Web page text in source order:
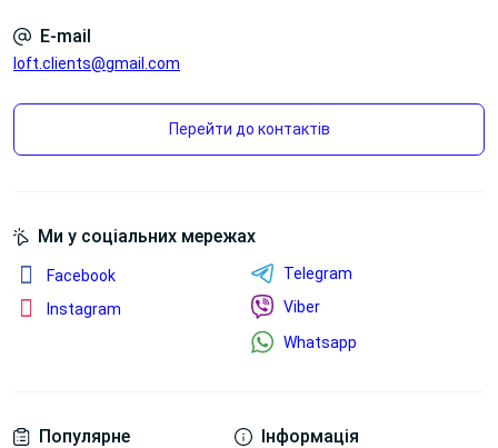
E-mail
loft.clients@gmail.com
Перейти до контактів
Популярне Інформація
Ми у соціальних мережах
Facebook
Instagram
Telegram
Viber
Whatsapp